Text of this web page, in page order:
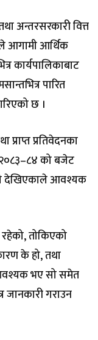
अन्तरसरकारी वित्त
आगामी आर्थिक
कार्यपालिकाबाट
पारित
छ ।
प्राप्त प्रतिवेदनका
को बजेट
देखिएकाले आवश्यक
रहेको, तोकिएको
के हो, तथा
भए सो समेत
जानकारी गराउन